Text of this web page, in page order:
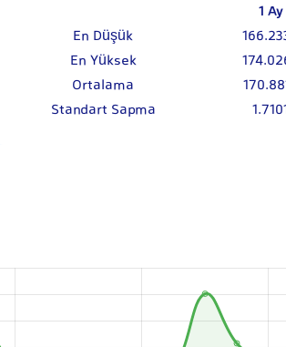
1 Ay
En Düşük
En Yüksek
Ortalama
Standart Sapma